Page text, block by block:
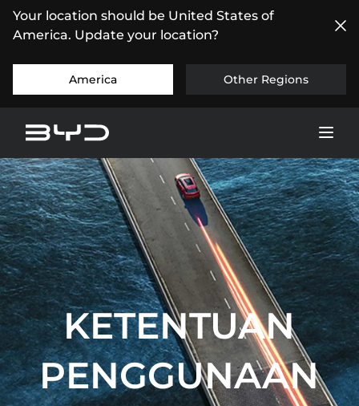
Your location should be United States of
America. Update your location?
America Other Regions
KETENTUAN
PENGGUNAAN